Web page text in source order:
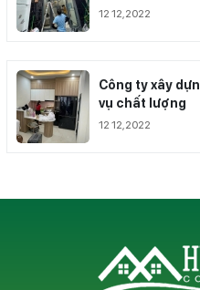
12 12,2022
Công ty xây
vụ chất lượng
12 12,2022